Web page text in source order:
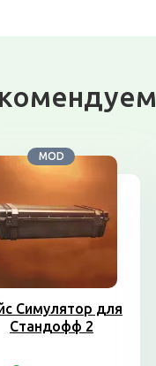
MOD
Симулятор для
Стандофф 2